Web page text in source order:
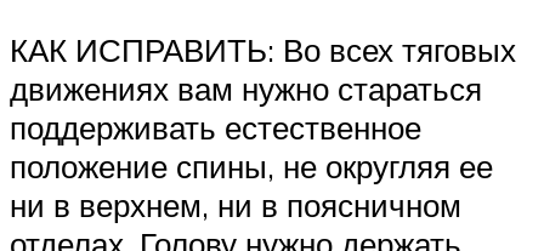
КАК ИСПРАВИТЬ: Во всех тяговых
движениях вам нужно стараться
поддерживать естественное
положение спины, не округляя ее
ни в верхнем, ни в поясничном
отделах. Голову нужно держать